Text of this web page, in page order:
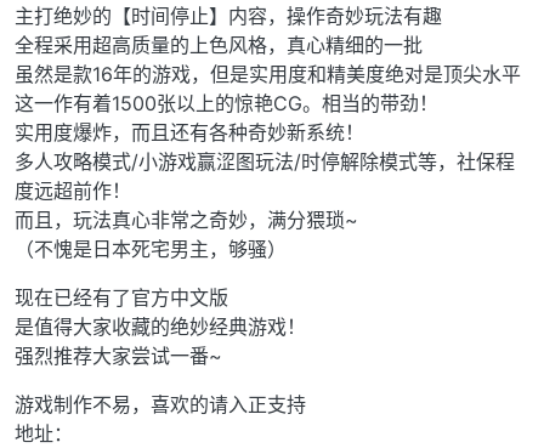
主打绝妙的【时间停止】内容，操作奇妙玩法有趣
全程采用超高质量的上色风格，真心精细的一批
虽然是款16年的游戏，但是实用度和精美度绝对是顶尖水平
这一作有着1500张以上的惊艳CG。相当的带劲！
实用度爆炸，而且还有各种奇妙新系统！
多人攻略模式/小游戏赢涩图玩法/时停解除模式等，社保程
度远超前作！
而且，玩法真心非常之奇妙，满分猥琐~
（不愧是日本死宅男主，够骚）
现在已经有了官方中文版
是值得大家收藏的绝妙经典游戏！
强烈推荐大家尝试一番~
游戏制作不易，喜欢的请入正支持
地址：